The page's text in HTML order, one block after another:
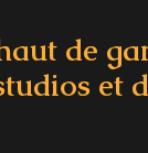
de
et